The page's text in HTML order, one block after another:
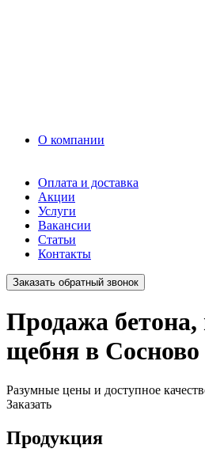
О компании
Оплата и доставка
Акции
Услуги
Вакансии
Статьи
Контакты
Заказать обратный звонок
Продажа бетона,
щебня в Сосново
Разумные цены и доступное
Заказать
Продукция